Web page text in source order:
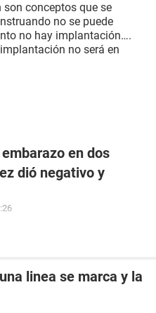
conceptos que se
no se puede
no hay implantación….
no será en
en dos
dió negativo y
linea se marca y la